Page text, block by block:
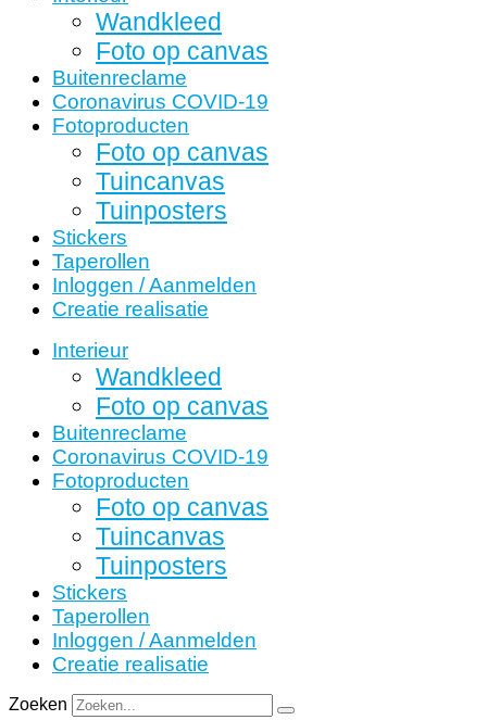
Wandkleed
Foto op canvas
Buitenreclame
Coronavirus COVID-19
Fotoproducten
Foto op canvas
Tuincanvas
Tuinposters
Stickers
Taperollen
Inloggen / Aanmelden
Creatie realisatie
Interieur
Wandkleed
Foto op canvas
Buitenreclame
Coronavirus COVID-19
Fotoproducten
Foto op canvas
Tuincanvas
Tuinposters
Stickers
Taperollen
Inloggen / Aanmelden
Creatie realisatie
Zoeken